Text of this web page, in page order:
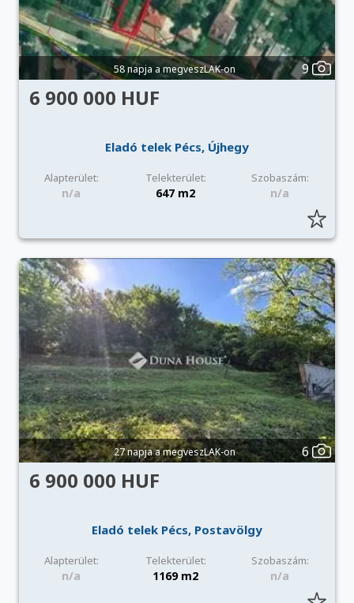
58 napja a megveszLAK-on 9
6 900 000 HUF
Eladó telek Pécs, Újhegy
Alapterület: Telekterület: Szobaszám:
n/a 647 m2 n/a
27 napja a megveszLAK-on 6
6 900 000 HUF
Eladó telek Pécs, Postavölgy
Alapterület: Telekterület: Szobaszám:
n/a 1169 m2 n/a